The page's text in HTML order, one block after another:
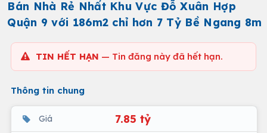
Bán Nhà Rẻ Nhất Khu Vực Đỗ Xuân Hợp
Quận 9 với 186m2 chỉ hơn 7 Tỷ Bề Ngang 8m
TIN HẾT HẠN — Tin đăng này đã hết hạn.
Thông tin chung
Giá 7.85 tỷ